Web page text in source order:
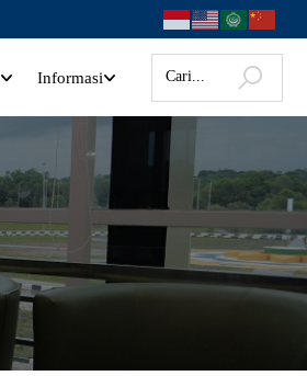
Informasi